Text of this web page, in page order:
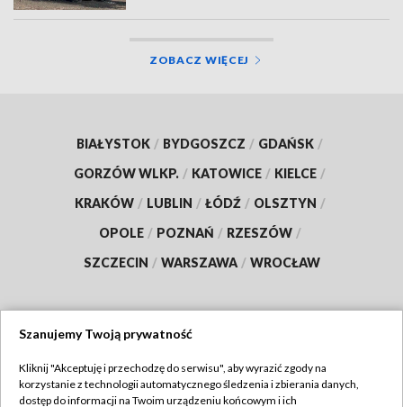
ZOBACZ WIĘCEJ
BIAŁYSTOK / BYDGOSZCZ / GDAŃSK /
GORZÓW WLKP. / KATOWICE / KIELCE /
KRAKÓW / LUBLIN / ŁÓDŹ / OLSZTYN /
OPOLE / POZNAŃ / RZESZÓW /
SZCZECIN / WARSZAWA / WROCŁAW
TVP
Szanujemy Twoją prywatność
Kliknij "Akceptuję i przechodzę do serwisu", aby wyrazić zgody na
korzystanie z technologii automatycznego śledzenia i zbierania danych,
dostęp do informacji na Twoim urządzeniu końcowym i ich